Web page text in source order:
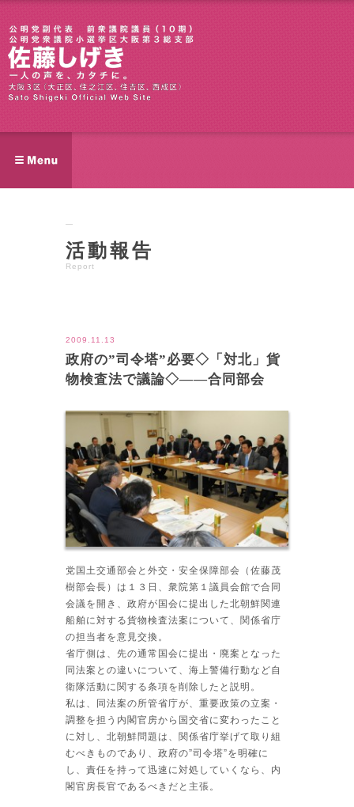
活動報告
Report
2009.11.13
政府の”司令塔”必要◇「対北」貨
物検査法で議論◇――合同部会
党国土交通部会と外交・安全保障部会（佐藤茂
樹部会長）は１３日、衆院第１議員会館で合同
会議を開き、政府が国会に提出した北朝鮮関連
船舶に対する貨物検査法案について、関係省庁
の担当者を意見交換。
省庁側は、先の通常国会に提出・廃案となった
同法案との違いについて、海上警備行動など自
衛隊活動に関する条項を削除したと説明。
私は、同法案の所管省庁が、重要政策の立案・
調整を担う内閣官房から国交省に変わったこと
に対し、北朝鮮問題は、関係省庁挙げて取り組
むべきものであり、政府の”司令塔”を明確に
し、責任を持って迅速に対処していくなら、内
閣官房長官であるべきだと主張。